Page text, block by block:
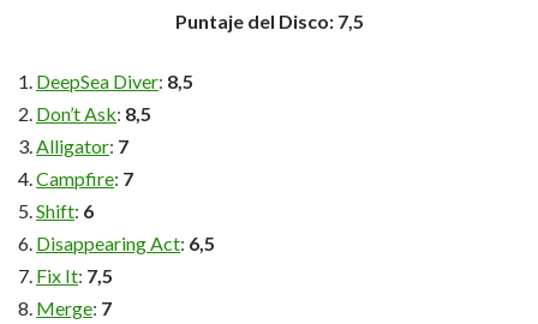
Puntaje del Disco: 7,5
DeepSea Diver: 8,5
Don’t Ask: 8,5
Alligator: 7
Campfire: 7
Shift: 6
Disappearing Act: 6,5
Fix It: 7,5
Merge: 7